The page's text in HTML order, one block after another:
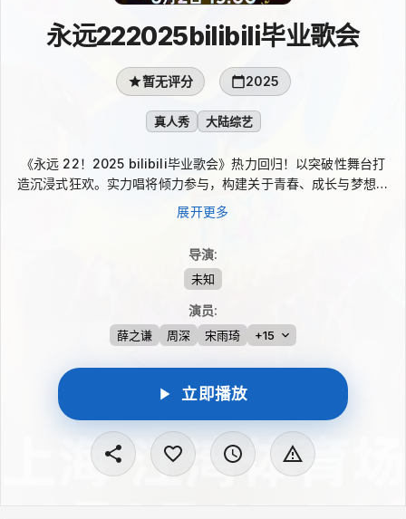
永远222025bilibili毕业歌会
暂无评分 2025
真人秀 大陆综艺
《永远 22！2025 bilibili毕业歌会》热力回归！以突破性舞台打
造沉浸式狂欢。实力唱将倾力参与，构建关于青春、成长与梦想的
动人叙事，定格属于千万人的青春高光时刻。
展开更多
导演:
未知
演员:
薛之谦 周深 宋雨琦 +15
立即播放